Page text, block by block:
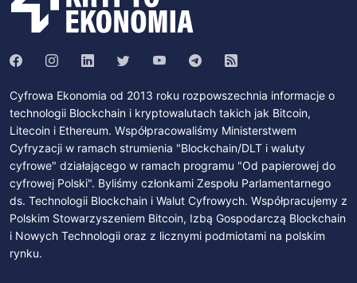
Cyfrowa Ekonomia od 2013 roku rozpowszechnia informacje o
technologii Blockchain i kryptowalutach takich jak Bitcoin,
Litecoin i Ethereum. Współpracowaliśmy Ministerstwem
Cyfryzacji w ramach strumienia "Blockchain/DLT i waluty
cyfrowe" działającego w ramach programu "Od papierowej do
cyfrowej Polski". Byliśmy członkami Zespołu Parlamentarnego
ds. Technologii Blockchain i Walut Cyfrowych. Współpracujemy z
Polskim Stowarzyszeniem Bitcoin, Izbą Gospodarczą Blockchain
i Nowych Technologii oraz z licznymi podmiotami na polskim
rynku.